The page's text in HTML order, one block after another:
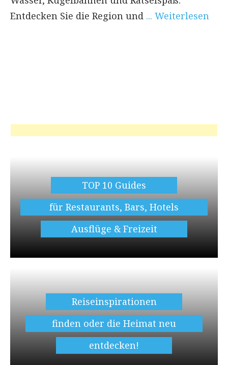
Entdecken Sie die Region und ... Weiterlesen
TOP 10 Guides
für Restaurants, Bars, Hotels
Ausflüge & Freizeit
Reiseinspirationen
finden oder die Heimat neu
entdecken!